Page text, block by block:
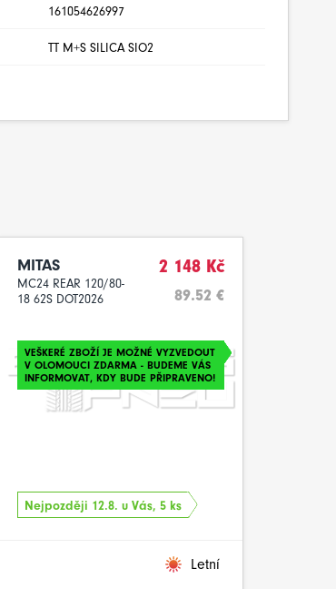
161054626997
TT M+S SILICA SIO2
MITAS
MC24 REAR 120/80-
18 62S DOT2026
2 148 Kč
89.52 €
VEŠKERÉ ZBOŽÍ JE MOŽNÉ VYZVEDOUT
V OLOMOUCI ZDARMA - BUDEME VÁS
INFORMOVAT, KDY BUDE PŘIPRAVENO!
Nejpozději 12.8. u Vás, 5 ks
Letní